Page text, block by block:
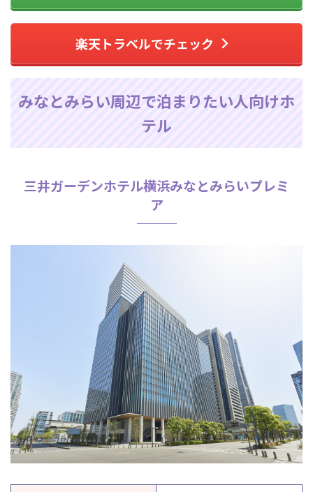
楽天トラベルでチェック
みなとみらい周辺で泊まりたい人向けホ
テル
三井ガーデンホテル横浜みなとみらいプレミ
ア